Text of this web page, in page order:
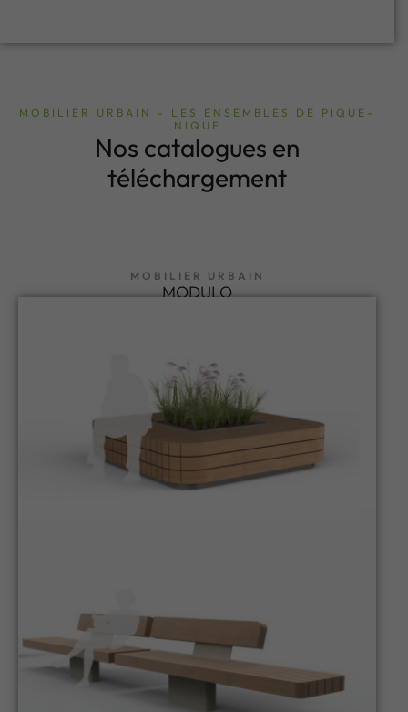
MOBILIER URBAIN - LES ENSEMBLES DE PIQUE-
NIQUE
Nos catalogues en
téléchargement
MOBILIER URBAIN
MODULO